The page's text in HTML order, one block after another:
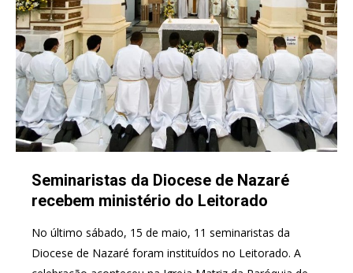
Seminaristas da Diocese de Nazaré
recebem ministério do Leitorado
No último sábado, 15 de maio, 11 seminaristas da
Diocese de Nazaré foram instituídos no Leitorado. A